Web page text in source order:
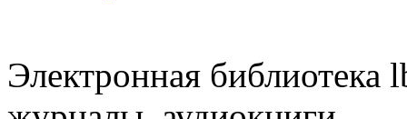
Электронная библиотека